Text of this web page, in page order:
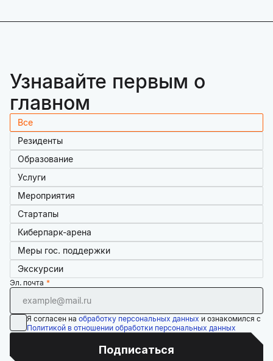
Узнавайте первым о
главном
Все
Резиденты
Образование
Услуги
Мероприятия
Стартапы
Киберпарк-арена
Меры гос. поддержки
Экскурсии
Эл. почта
Я согласен на обработку персональных данных и ознакомился с
Политикой в отношении обработки персональных данных
Подписаться